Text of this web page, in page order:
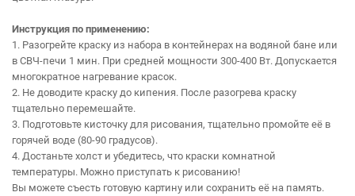
Инструкция по применению:
1. Разогрейте краску из набора в контейнерах на водяной бане или
в СВЧ-печи 1 мин. При средней мощности 300-400 Вт. Допускается
многократное нагревание красок.
2. Не доводите краску до кипения. После разогрева краску
тщательно перемешайте.
3. Подготовьте кисточку для рисования, тщательно промойте её в
горячей воде (80-90 градусов).
4. Достаньте холст и убедитесь, что краски комнатной
температуры. Можно приступать к рисованию!
Вы можете съесть готовую картину или сохранить её на память.